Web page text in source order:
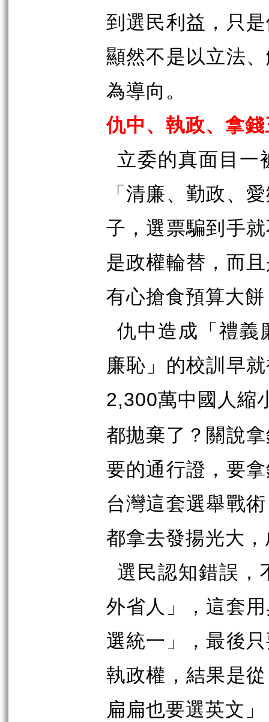
到選民利益，只
顯然不是以立法
為導向。
仇中、執政、拿
立委的真面目一
「清廉、勤政、
子，選票騙到手
是政權輪替，而
有心搶食預算大
仇中造成「禮義
廉恥」的校訓早
2,300萬中國人縮
都拋棄了？關說
要的通行證，要
台灣這套選舉戰
都拿去發揚光大
選民認知錯誤，
外省人」，這套
選統一」，最後
執政權，結果是
扁扁也要選英文